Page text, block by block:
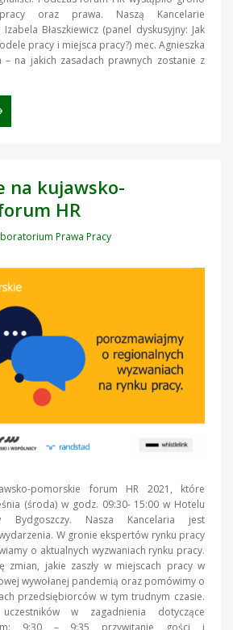
oraz prawa. Naszą Kancelarie
Błaszkiewicz (panel dyskusyjny: Jak
pracy i miejsca pracy?) mec. Agnieszka
– na jakich zasadach prawnych zostanie z
na kujawsko-
HR
Prawa Pracy
pomorskie forum HR 2021, które
(środa) w godz. 09:30- 15:00 w Hotelu
Bydgoszczy. Nasza Kancelaria jest
W gronie ekspertów rynku pracy
o aktualnych wyzwaniach rynku pracy.
zmian, jakie zaszły w miejscach pracy w
wywołanej pandemią oraz pomówimy o
przedsiębiorców w tym trudnym czasie.
w zagadnienia dotyczące
9:30 – 9:35 przywitanie gości i